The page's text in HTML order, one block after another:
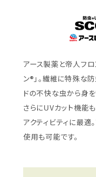
アース製薬と帝人フ
ン®」。繊維に特殊な
ドの不快な虫から身を
さらにUVカット機能も
アクティビティに最適
使用も可能です。